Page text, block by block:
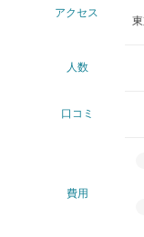
アクセス
人数
口コミ
費用